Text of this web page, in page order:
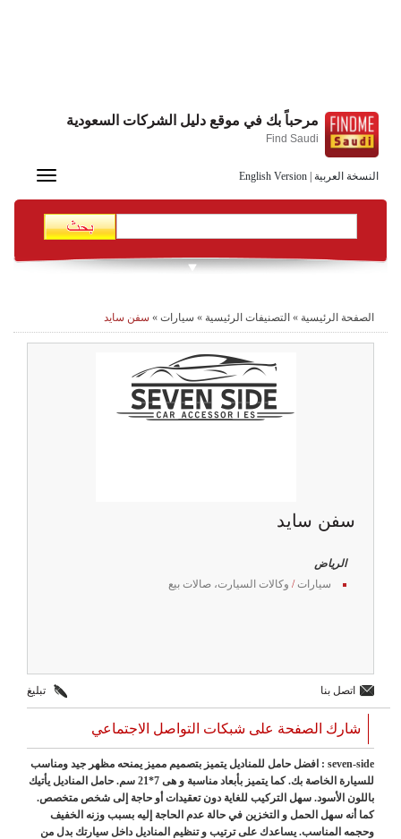
النسخة العربية English Version
مرحباً بك في موقع دليل الشركات السعودية
Find Saudi
Toggle
الصفحة الرئيسية » التصنيفات الرئيسية » سيارات » سفن سايد
سفن سايد
الرياض
سيارات/ وكالات السيارت، صالات بيع
اتصل بنا تبليغ
شارك الصفحة على شبكات التواصل الاجتماعي
seven-side : افضل حامل للمناديل يتميز بتصميم مميز يمنحه مظهر جيد ومناسب
للسيارة الخاصة بك. كما يتميز بأبعاد مناسبة و هى 7*21 سم. حامل المناديل يأتيك
باللون الأسود. سهل التركيب للغاية دون تعقيدات أو حاجة إلى شخص متخصص.
كما أنه سهل الحمل و التخزين في حالة عدم الحاجة إليه بسبب وزنه الخفيف
وحجمه المناسب. يساعدك على ترتيب و تنظيم المناديل داخل سيارتك بدل من